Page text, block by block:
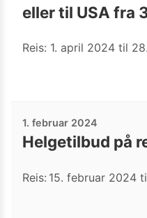
eller til USA fra
Reis: 1. april 2024 til
1. februar 2024
Helgetilbud på
Reis: 15. februar 2024